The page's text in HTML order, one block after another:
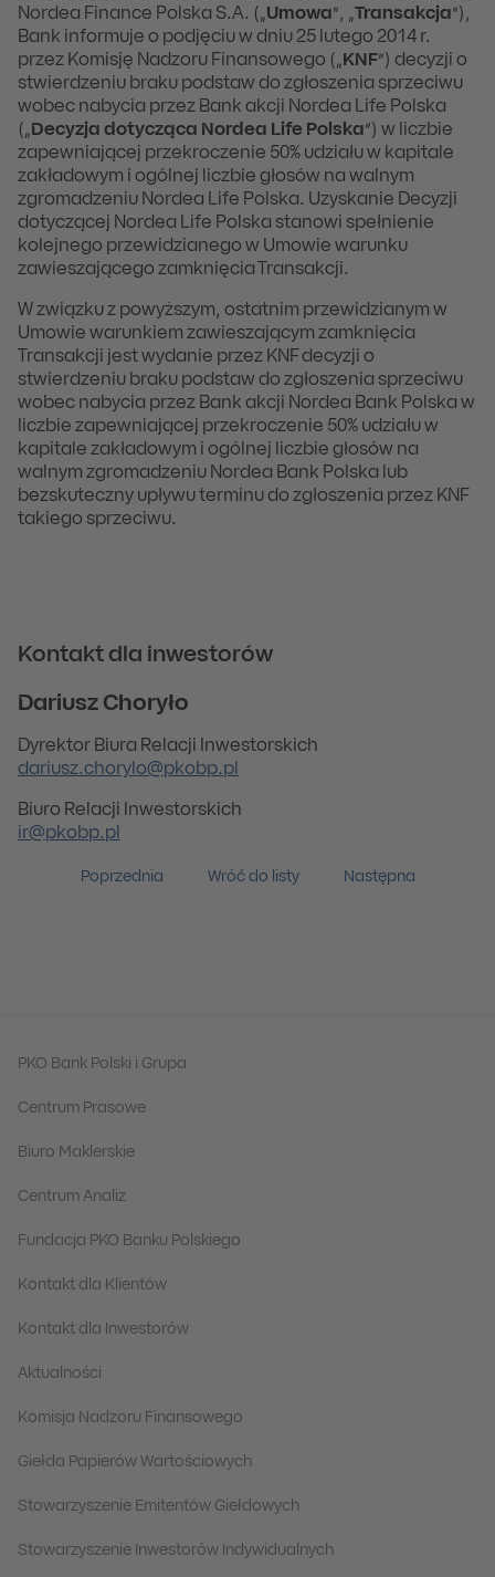
Nordea Finance Polska S.A. („Umowa ”, „ Transakcja ”),
Bank informuje o podjęciu w dniu 25 lutego 2014 r.
przez Komisję Nadzoru Finansowego („ KNF”) decyzji o
stwierdzeniu braku podstaw do zgłoszenia sprzeciwu
wobec nabycia przez Bank akcji Nordea Life Polska
(„ Decyzja dotycząca Nordea Life Polska ”) w liczbie
zapewniającej przekroczenie 50% udziału w kapitale
zakładowym i ogólnej liczbie głosów na walnym
zgromadzeniu Nordea Life Polska. Uzyskanie Decyzji
dotyczącej Nordea Life Polska stanowi spełnienie
kolejnego przewidzianego w Umowie warunku
zawieszającego zamknięcia Transakcji.
W związku z powyższym, ostatnim przewidzianym w
Umowie warunkiem zawieszającym zamknięcia
Transakcji jest wydanie przez KNF decyzji o
stwierdzeniu braku podstaw do zgłoszenia sprzeciwu
wobec nabycia przez Bank akcji Nordea Bank Polska w
liczbie zapewniającej przekroczenie 50% udziału w
kapitale zakładowym i ogólnej liczbie głosów na
walnym zgromadzeniu Nordea Bank Polska lub
bezskuteczny upływu terminu do zgłoszenia przez KNF
takiego sprzeciwu.
Kontakt dla inwestorów
Dariusz Choryło
Dyrektor Biura Relacji Inwestorskich
dariusz.chorylo@pkobp.pl
Biuro Relacji Inwestorskich
ir@pkobp.pl
Poprzednia Wróć do listy Następna
PKO Bank Polski i Grupa
Centrum Prasowe
Biuro Maklerskie
Centrum Analiz
Fundacja PKO Banku Polskiego
Kontakt dla Klientów
Kontakt dla Inwestorów
Aktualności
Komisja Nadzoru Finansowego
Giełda Papierów Wartościowych
Stowarzyszenie Emitentów Giełdowych
Stowarzyszenie Inwestorów Indywidualnych